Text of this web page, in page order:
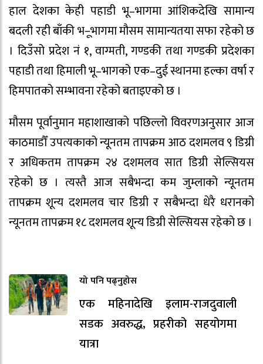
हाल देशका केही पहाडी भू–भागमा आंशिकदेखि सामान्य
बदली रही बाँकी भ–ूभागमा मौसम सामान्यतया सफा रहेको छ
। दिउँसो प्रदेश नं १, वाग्मती, गण्डकी तथा गण्डकी प्रदेशका
पहाडी तथा हिमाली भू–भागको एक–दुई स्थानमा हल्का वर्षा र
हिमपातको सम्भावना रहेको बताइएको छ ।
मौसम पूर्वानुमान महाशाखाको पछिल्लो विवरणअनुसार आज
काठमाडौँ उपत्यकाको न्यूनतम तापक्रम आठ दशमलव ९ डिग्री
र अधिकतम तापक्रम २४ दशमलव सात डिग्री सेल्सियस
रहेको छ । त्यस्तै आज सबैभन्दा कम जुम्लाको न्यूनतम
तापक्रम शून्य दशमलव चार डिग्री र सबैभन्दा धेरै धरानको
न्यूनतम तापक्रम १८ दशमलव शून्य डिग्री सेल्सियस रहेको छ ।
यो पनि पढ्नुहोस
एक महिनादेखि इलाम-राजदुवाली
सडक अवरुद्ध, प्रहरीको सहयोगमा
यात्रा